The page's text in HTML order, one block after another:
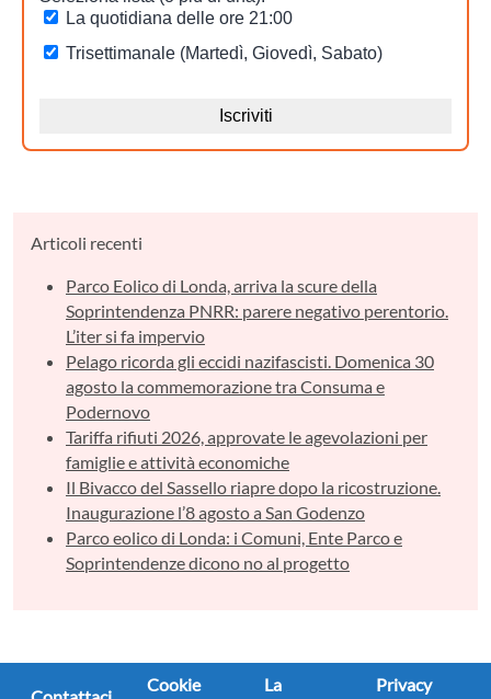
Articoli recenti
Parco Eolico di Londa, arriva la scure della
Soprintendenza PNRR: parere negativo perentorio.
L’iter si fa impervio
Pelago ricorda gli eccidi nazifascisti. Domenica 30
agosto la commemorazione tra Consuma e
Podernovo
Tariffa rifiuti 2026, approvate le agevolazioni per
famiglie e attività economiche
Il Bivacco del Sassello riapre dopo la ricostruzione.
Inaugurazione l’8 agosto a San Godenzo
Parco eolico di Londa: i Comuni, Ente Parco e
Soprintendenze dicono no al progetto
Cookie
La
Privacy